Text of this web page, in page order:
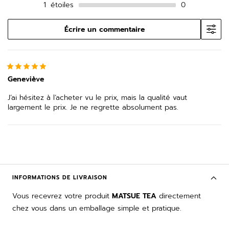
1 étoiles 0
Écrire un commentaire
Geneviève
J’ai hésitez à l’acheter vu le prix, mais la qualité vaut
largement le prix. Je ne regrette absolument pas.
INFORMATIONS DE LIVRAISON
Vous recevrez votre produit MATSUE TEA directement
chez vous dans un emballage simple et pratique.